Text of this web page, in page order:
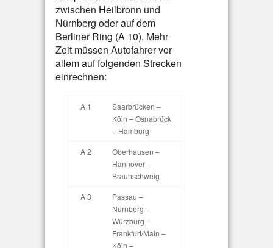
zwischen Heilbronn und
Nürnberg oder auf dem
Berliner Ring (A 10). Mehr
Zeit müssen Autofahrer vor
allem auf folgenden Strecken
einrechnen:
A 1
Saarbrücken –
Köln – Osnabrück
– Hamburg
A 2
Oberhausen –
Hannover –
Braunschweig
A 3
Passau –
Nürnberg –
Würzburg –
Frankfurt/Main –
Köln –